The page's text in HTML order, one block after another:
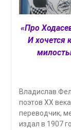
«Про
И хочется
Владислав
поэтов ХХ
переводчик,
издал в 1907